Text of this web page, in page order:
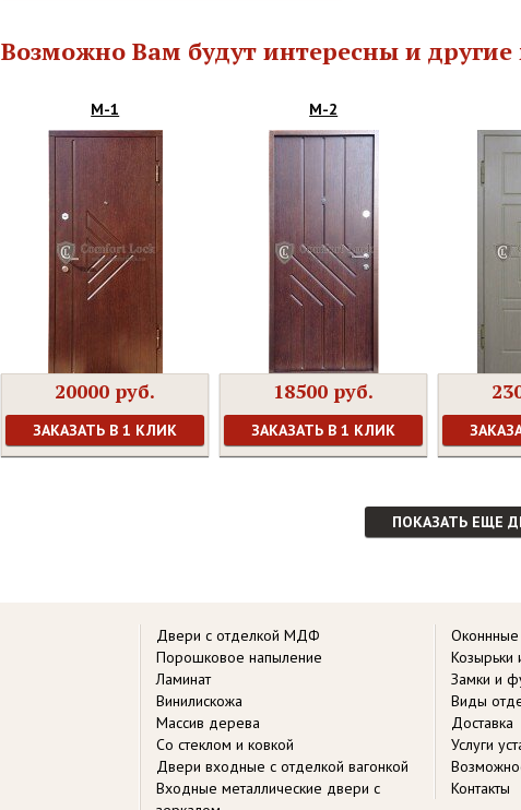
Возможно Вам будут интересны и
М-1
20000 руб.
ЗАКАЗАТЬ В 1 КЛИК
М-2
18500 руб.
ЗАКАЗАТЬ В 1 КЛИК
ПОКАЗАТЬ ЕЩЕ
Двери с отделкой МДФ
Порошковое напыление
Ламинат
Винилискожа
Массив дерева
Со стеклом и ковкой
Двери входные с отделкой вагонкой
Входные металлические двери с
Козырьки
Замки и
Виды
Доставка
Услуги
Контакты